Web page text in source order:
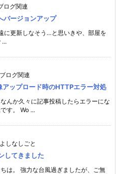
ログ関連
ージョンアップ
に更新しなそう…と思いきや、部屋を
...
ブログ関連
ップロード時のHTTPエラー対処
んか久々に記事投稿したらエラーにな
す。 Wo ...
よしなしごと
してきました
は。 強力な台風過ぎましたが、ご無